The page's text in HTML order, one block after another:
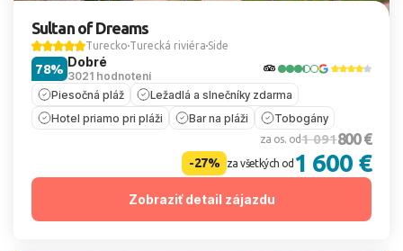
Sultan of Dreams
Turecko Turecká riviéra Side
Dobré
3021 hodnotení
78%
Piesočná pláž
Ležadlá a slnečníky zdarma
Hotel priamo pri pláži
Bar na pláži Tobogány
za os. od1 091800 €
-27% za všetkých od 1 600 €
Zobraziť detail zájazdu